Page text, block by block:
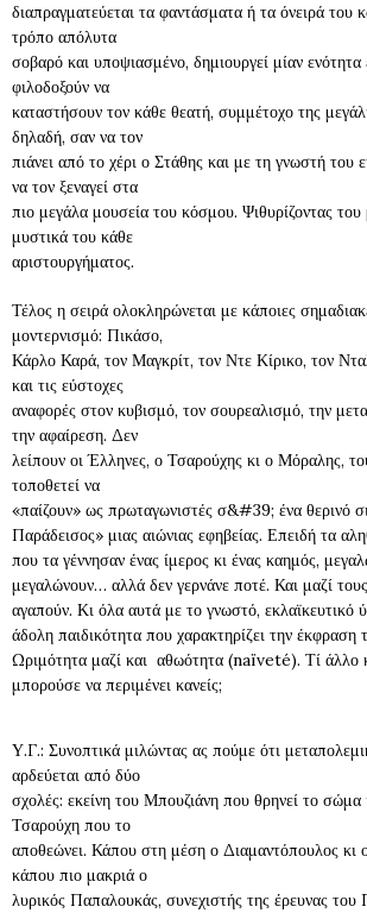
διαπραγματεύεται τα φαντάσματα ή τα όνειρά του
τρόπο απόλυτα
σοβαρό και υποψιασμένο, δημιουργεί μίαν
φιλοδοξούν να
καταστήσουν τον κάθε θεατή, συμμέτοχο της
δηλαδή, σαν να τον
πιάνει από το χέρι ο Στάθης και με τη γνωστή του
να τον ξεναγεί στα
πιο μεγάλα μουσεία του κόσμου. Ψιθυρίζοντας
μυστικά του κάθε
αριστουργήματος.
Τέλος η σειρά ολοκληρώνεται με κάποιες
μοντερνισμό: Πικάσο,
Κάρλο Καρά, τον Μαγκρίτ, τον Ντε Κίρικο, τον
και τις εύστοχες
αναφορές στον κυβισμό, τον σουρεαλισμό, την
την αφαίρεση. Δεν
λείπουν οι Έλληνες, ο Τσαρούχης κι ο Μόραλης,
τοποθετεί να
«παίζουν» ως πρωταγωνιστές σ&#39; ένα θερινό
Παράδεισος» μιας αιώνιας εφηβείας. Επειδή τα
που τα γέννησαν ένας ίμερος κι ένας καημός,
μεγαλώνουν… αλλά δεν γερνάνε ποτέ. Και μαζί
αγαπούν. Κι όλα αυτά με το γνωστό, εκλαϊκευτικό
άδολη παιδικότητα που χαρακτηρίζει την έκφραση
Ωριμότητα μαζί και αθωότητα (naïveté). Τί άλλο
μπορούσε να περιμένει κανείς;
Υ.Γ.: Συνοπτικά μιλώντας ας πούμε ότι
αρδεύεται από δύο
σχολές: εκείνη του Μπουζιάνη που θρηνεί το σώμα
Τσαρούχη που το
αποθεώνει. Κάπου στη μέση ο Διαμαντόπουλος κι
κάπου πιο μακριά ο
λυρικός Παπαλουκάς, συνεχιστής της έρευνας